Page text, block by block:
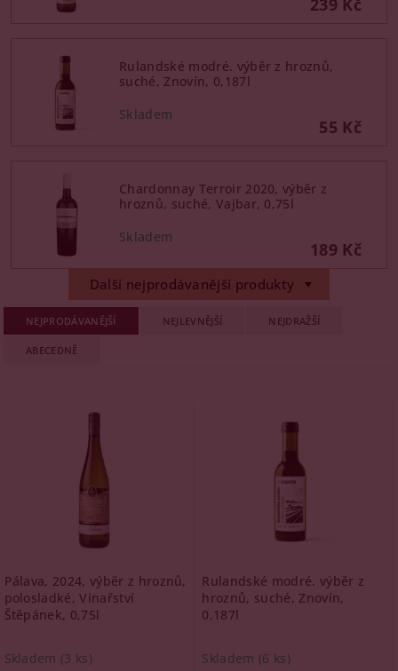
239 Kč
Rulandské modré. výběr z hroznů,
suché, Znovín, 0,187l
55 Kč
Chardonnay Terroir 2020, výběr z
hroznů, suché, Vajbar, 0,75l
189 Kč
Další nejprodávanější produkty
NEJPRODÁVANĚJŠÍ NEJLEVNĚJŠÍ NEJDRAŽŠÍ
ABECEDNĚ
Pálava, 2024, výběr z hroznů,
polosladké, Vinařství
Štěpánek, 0,75l
Skladem (3 ks)
Rulandské modré. výběr z
hroznů, suché, Znovín,
0,187l
Skladem (6 ks)